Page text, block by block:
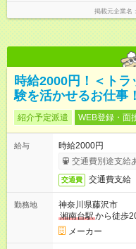
掲載元企業名
時給2000円！＜ト
験を活かせるお仕事
紹介予定派遣 WEB登録・面
給与
時給2000円
交通費別途支給
交通費 交通費支給
勤務地
神奈川県藤沢市
湘南台駅から徒歩
メーカー